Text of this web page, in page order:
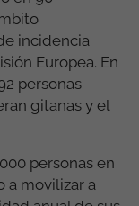
las
la ONG de
y la
en 15
en 90